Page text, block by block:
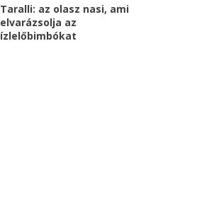
Taralli: az olasz nasi, ami
elvarázsolja az
ízlelőbimbókat